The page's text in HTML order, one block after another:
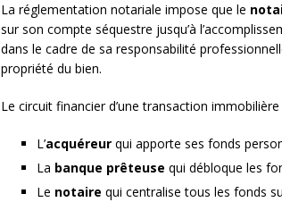
La réglementation notariale impose que le
sur son compte séquestre jusqu’à
dans le cadre de sa responsabilité
propriété du bien.
Le circuit financier d’une transaction
L’acquéreurqui apporte ses fonds
La banque prêteuse qui débloque les
Le notaire qui centralise tous les fonds